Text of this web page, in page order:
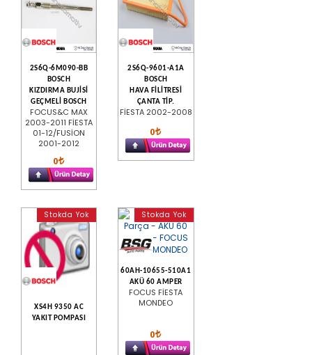
2S6Q-6M090-BB
BOSCH
KIZDIRMA BUJİSİ
GEÇMELİ BOSCH
FOCUS&C MAX
2003-2011 FİESTA
01-12/FUSİON
2001-2012
0
2S6Q-9601-A1A
BOSCH
HAVA FİLİTRESİ
ÇANTA TİP.
FİESTA 2002-2008
0
Stokda Yok
XS4H 9350 AC
YAKIT POMPASI
Stokda Yok
60AH-10655-510A1
AKÜ 60 AMPER
FOCUS FİESTA
MONDEO
0